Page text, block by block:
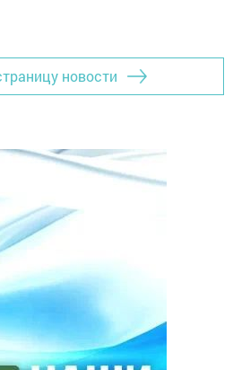
новости